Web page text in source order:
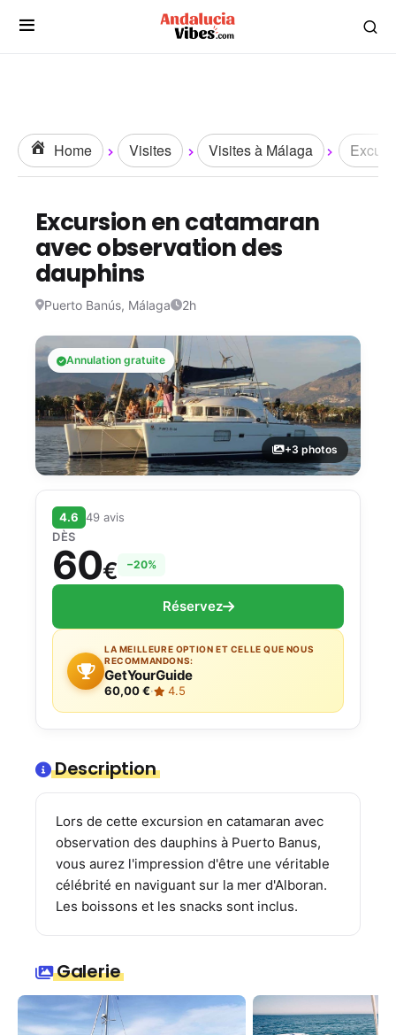
Home Visites Visites à Málaga
Excursion en catamaran
avec observation des
dauphins
Puerto Banús, Málaga 2h
Annulation gratuite
+3 photos
4.6 49 avis
DÈS
60€ −20%
Réservez
LA MEILLEURE OPTION ET CELLE QUE NOUS
RECOMMANDONS:
GetYourGuide
60,00 €· 4.5
Description
Lors de cette excursion en catamaran avec
observation des dauphins à Puerto Banus,
vous aurez l'impression d'être une véritable
célébrité en naviguant sur la mer d'Alboran.
Les boissons et les snacks sont inclus.
Galerie